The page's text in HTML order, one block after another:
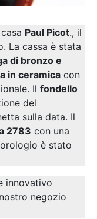
Paul Picot., il
La cassa è stata
di bronzo e
in ceramica con
Ilfondello
del
sulla data. Il
2783 con una
è stato
innovativo
negozio